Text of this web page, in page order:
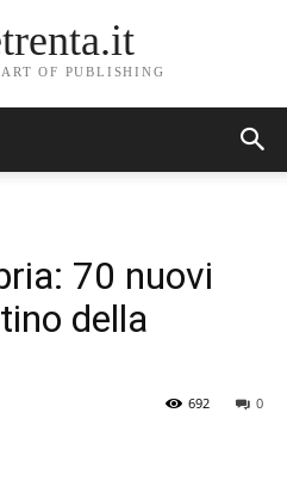
OF PUBLISHING
70 nuovi
della
0
692